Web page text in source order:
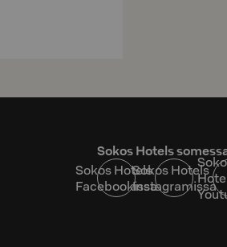
Sokos Hotels
Sokos Hotels
Facebookissa
Sokos Hotels
Instagramissa